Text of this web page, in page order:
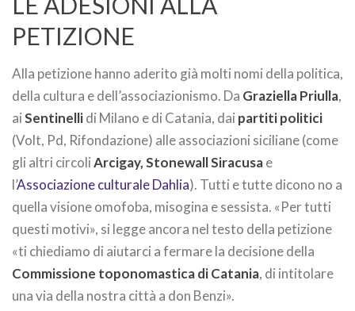
PETIZIONE
Alla petizione hanno aderito già molti nomi della politica,
della cultura e dell’associazionismo. Da Graziella Priulla,
aiSentinellidi Milano e di Catania, dai partiti politici
(Volt, Pd, Rifondazione) alle associazioni siciliane (come
gli altri circoliArcigay, Stonewall Siracusae
l’Associazione culturale Dahlia). Tutti e tutte dicono no a
quella visione omofoba, misogina e sessista. «Per tutti
questi motivi», si legge ancora nel testo della petizione
«ti chiediamo di aiutarci a fermare la decisione della
Commissione toponomastica di Catania, di intitolare
una via della nostra città a don Benzi».